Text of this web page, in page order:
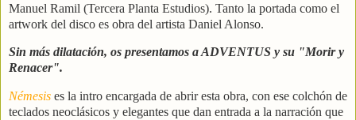
Manuel Ramil (Tercera Planta Estudios). Tanto la portada como el
artwork del disco es obra del artista Daniel Alonso.
Sin más dilatación, os presentamos a ADVENTUS y su "Morir y
Renacer".
Némesis es la intro encargada de abrir esta obra, con ese colchón de
teclados neoclásicos y elegantes que dan entrada a la narración que